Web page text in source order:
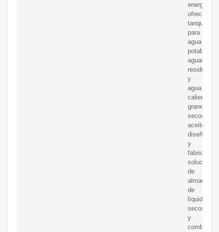
energías
ofrecemos
tanques
para
agua
potable,
aguas
residuales
y
agua
caliente,
graneles
secos,
aceite,
diseñamos
y
fabricamos
soluciones
de
de
líquidos,
secos
y